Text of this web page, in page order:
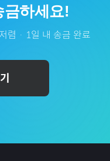
하세요!
렴 · 1일 내 송금 완료